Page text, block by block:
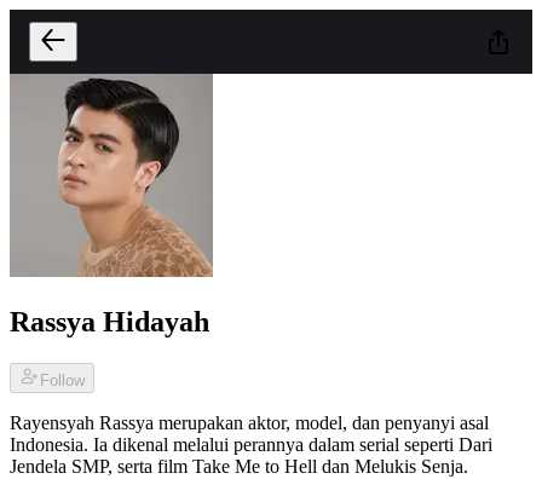
Rassya Hidayah
Follow
Rayensyah Rassya merupakan aktor, model, dan penyanyi asal
Indonesia. Ia dikenal melalui perannya dalam serial seperti Dari
Jendela SMP, serta film Take Me to Hell dan Melukis Senja.